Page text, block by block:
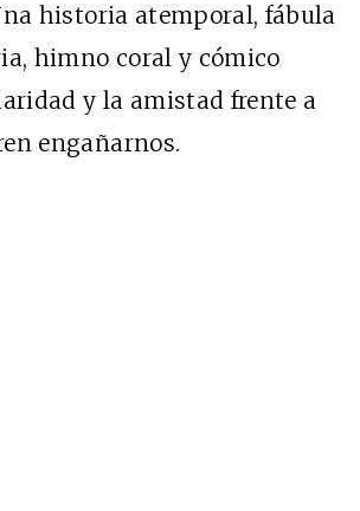
historia atemporal, fábula
himno coral y cómico
y la amistad frente a
engañarnos.